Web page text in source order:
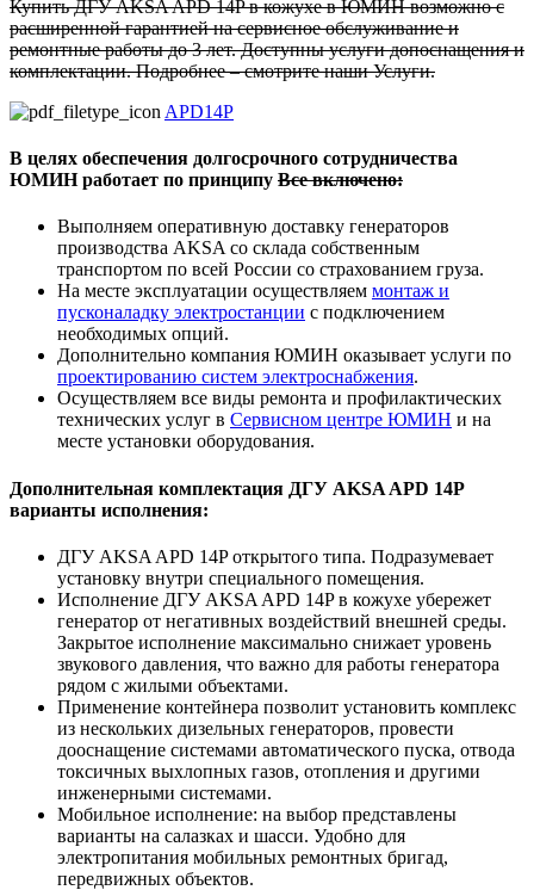
Купить ДГУ AKSA APD 14P в кожухе в ЮМИН возможно с
расширенной гарантией на сервисное обслуживание и
ремонтные работы до 3 лет. Доступны услуги допоснащения и
комплектации. Подробнее – смотрите наши Услуги.
APD14P
В целях обеспечения долгосрочного сотрудничества
ЮМИН работает по принципу Все включено:
Выполняем оперативную доставку генераторов
производства AKSA со склада собственным
транспортом по всей России со страхованием груза.
На месте эксплуатации осуществляем монтаж и
пусконаладку электростанции с подключением
необходимых опций.
Дополнительно компания ЮМИН оказывает услуги по
проектированию систем электроснабжения.
Осуществляем все виды ремонта и профилактических
технических услуг в Сервисном центре ЮМИН и на
месте установки оборудования.
Дополнительная комплектация ДГУ AKSA APD 14P
варианты исполнения:
ДГУ AKSA APD 14P открытого типа. Подразумевает
установку внутри специального помещения.
Исполнение ДГУ AKSA APD 14P в кожухе убережет
генератор от негативных воздействий внешней среды.
Закрытое исполнение максимально снижает уровень
звукового давления, что важно для работы генератора
рядом с жилыми объектами.
Применение контейнера позволит установить комплекс
из нескольких дизельных генераторов, провести
дооснащение системами автоматического пуска, отвода
токсичных выхлопных газов, отопления и другими
инженерными системами.
Мобильное исполнение: на выбор представлены
варианты на салазках и шасси. Удобно для
электропитания мобильных ремонтных бригад,
передвижных объектов.